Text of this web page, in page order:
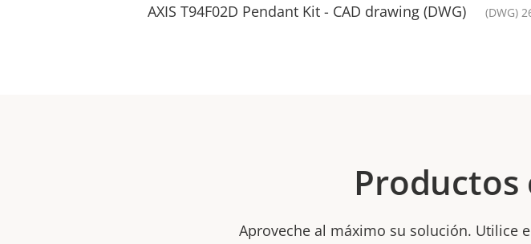
AXIS T94F02D Pendant Kit - CAD drawing (DWG) (DWG)
Aproveche al máximo su solución. Utilice